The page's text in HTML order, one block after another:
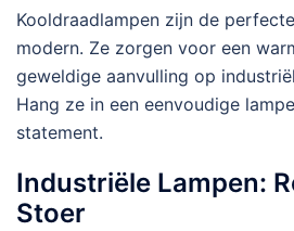
Kooldraadlampen zijn de
modern. Ze zorgen voor een
geweldige aanvulling op
Hang ze in een eenvoudige
statement.
Industriële Lampen:
Stoer